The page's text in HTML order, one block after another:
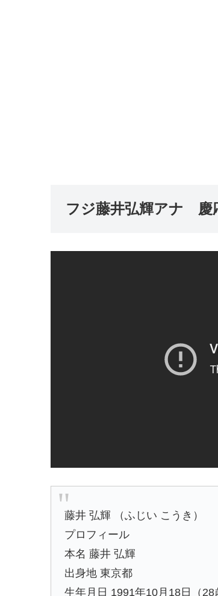
フジ藤井弘輝アナ 慶
藤井 弘輝 （ふじい こうき）
プロフィール
本名 藤井 弘輝
出身地 東京都
生年月日 1991年10月18日（28